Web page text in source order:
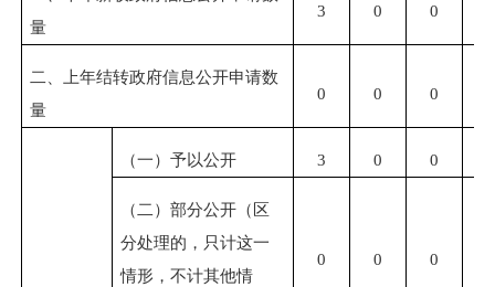
量
3 0 0
二、上年结转政府信息公开申请数
量
0 0 0
（一）予以公开 3 0 0
（二）部分公开（区
分处理的，只计这一
情形，不计其他情
0 0 0